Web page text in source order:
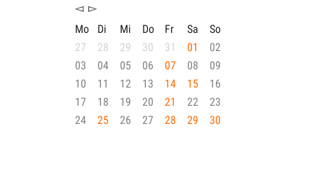
◅ ▻
Mo
Di Mi Do Fr Sa
So
27
28 29 30 31 01
02
03
04 05 06 07 08
09
10
11 12 13 14 15
16
17
18 19 20 21 22
23
24
25 26 27 28 29 30